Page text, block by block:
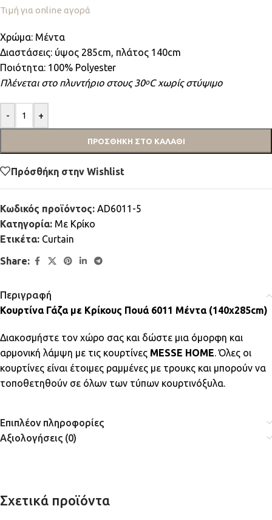
Τιμή για online αγορά
Χρώμα: Μέντα
Διαστάσεις: ύψος 285cm, πλάτος 140cm
Ποιότητα: 100% Polyester
Πλένεται στο πλυντήριο στους 30οC χωρίς στύψιμο
- +
ΠΡΟΣΘΉΚΗ ΣΤΟ ΚΑΛΆΘΙ
Πρόσθήκη στην Wishlist
Κωδικός προϊόντος: AD6011-5
Κατηγορία: Mε Κρίκο
Ετικέτα: Curtain
Share:
Περιγραφή
Κουρτίνα Γάζα με Κρίκους Πουά 6011 Μέντα (140x285cm)
Διακοσμήστε τον χώρο σας και δώστε μια όμορφη και
αρμονική λάμψη με τις κουρτίνες MESSE HOME. Όλες οι
κουρτίνες είναι έτοιμες ραμμένες με τρουκς και μπορούν να
τοποθετηθούν σε όλων των τύπων κουρτινόξυλα.
Επιπλέον πληροφορίες
Αξιολογήσεις (0)
Σχετικά προϊόντα